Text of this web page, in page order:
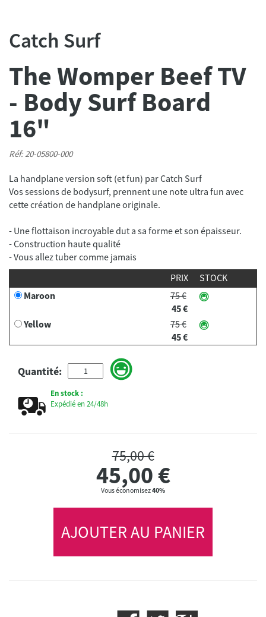
Catch Surf
The Womper Beef TV
- Body Surf Board
16"
Réf: 20-05800-000
La handplane version soft (et fun) par Catch Surf
Vos sessions de bodysurf, prennent une note ultra fun avec
cette création de handplane originale.
- Une flottaison incroyable dut a sa forme et son épaisseur.
- Construction haute qualité
PRIX
STOCK
Maroon
75 €
45 €
Yellow
75 €
45 €
Quantité:
En stock :
Expédié en 24/48h
75,00 €
45,00€
Vous économisez40%
AJOUTER AU PANIER